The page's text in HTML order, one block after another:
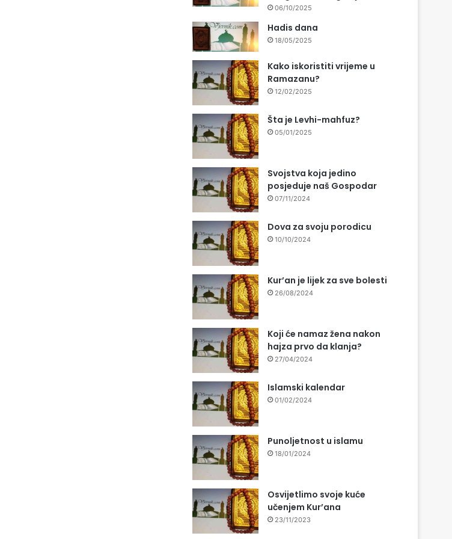
06/10/2025
Hadis dana
18/05/2025
Kako iskoristiti vrijeme u
Ramazanu?
12/02/2025
Šta je Levhi-mahfuz?
05/01/2025
Svojstva koja jedino
posjeduje naš Gospodar
07/11/2024
Dova za svoju porodicu
10/10/2024
Kur’an je lijek za sve bolesti
26/08/2024
Koji će namaz žena nakon
hajza prvo da klanja?
27/04/2024
Islamski kalendar
01/02/2024
Punoljetnost u islamu
18/01/2024
Osvijetlimo svoje kuće
učenjem Kur’ana
23/11/2023